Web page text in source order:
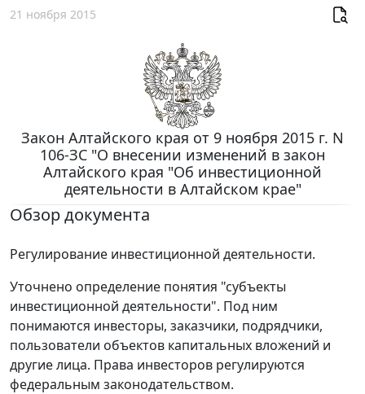
21 ноября 2015
Закон Алтайского края от 9 ноября 2015 г. N
106-ЗС "О внесении изменений в закон
Алтайского края "Об инвестиционной
деятельности в Алтайском крае"
Обзор документа
Регулирование инвестиционной деятельности.
Уточнено определение понятия "субъекты
инвестиционной деятельности". Под ним
понимаются инвесторы, заказчики, подрядчики,
пользователи объектов капитальных вложений и
другие лица. Права инвесторов регулируются
федеральным законодательством.